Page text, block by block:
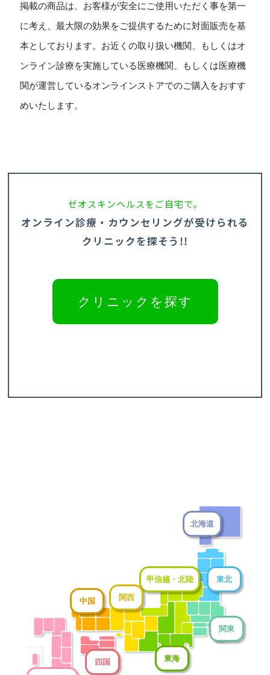
掲載の商品は、お客様が安全にご使用いただく事を第一
に考え、最大限の効果をご提供するために対面販売を基
本としております。お近くの取り扱い機関、もしくはオ
ンライン診療を実施している医療機関、もしくは医療機
関が運営しているオンラインストアでのご購入をおすす
めいたします。
ゼオスキンヘルスをご自宅で。
オンライン診療・カウンセリングが受けられる
クリニックを探そう!!
クリニックを探す
北海道
東北
関東
甲信越・北陸
東海
関西
中国
四国